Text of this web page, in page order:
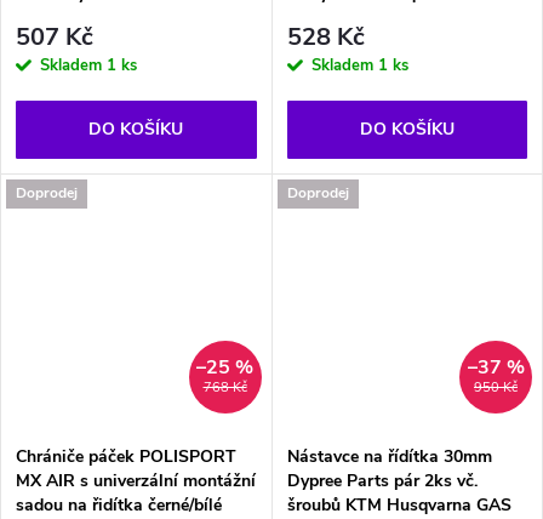
507 Kč
Skladem 1 ks
DO KOŠÍKU
528 Kč
Skladem 1 ks
DO KOŠÍKU
Doprodej
768 Kč
–25 %
Chrániče páček POLISPORT
MX AIR s univerzální montážní
sadou na řidítka černé/bílé
Doprodej
950 Kč
–37 %
Nástavce na řídítka 30mm
Dypree Parts pár 2ks vč.
šroubů KTM Husqvarna GAS